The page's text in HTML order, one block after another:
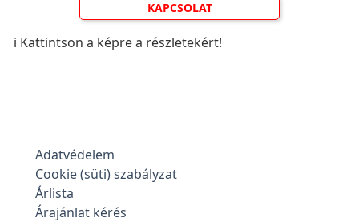
KAPCSOLAT
ℹ️ Kattintson a képre a részletekért!
Adatvédelem
Cookie (süti) szabályzat
Árlista
Árajánlat kérés